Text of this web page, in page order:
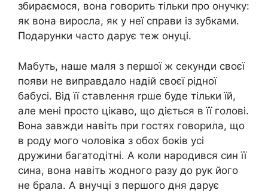
збираємося, вона говорить тільки про онучку:
як вона виросла, як у неї справи із зубками.
Подарунки часто дарує теж онуці.
Мабуть, наше маля з першої ж секунди своєї
появи не виправдало надій своєї рідної
бабусі. Від її ставлення rрше буде тільки їй,
але мені просто цікаво, що діється в її голові.
Вона завжди навіть при гостях говорила, що
в роду мого чоловіка з обох боків усі
дружини багатодітні. А коли народився син її
сина, вона навіть жодного разу до рук його
не брала. А внучці з першого дня дарує